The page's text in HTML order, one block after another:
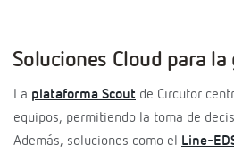
Soluciones Cloud para
La plataforma Scout de Circutor
equipos, permitiendo la toma de
Además, soluciones como el Line-